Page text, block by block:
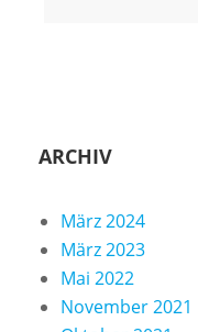
ARCHIV
März 2024
März 2023
Mai 2022
November 2021